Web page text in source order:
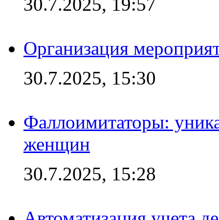
Организация
30.7.2025, 15:30
Фаллоимитаторы:
женщин
30.7.2025, 15:28